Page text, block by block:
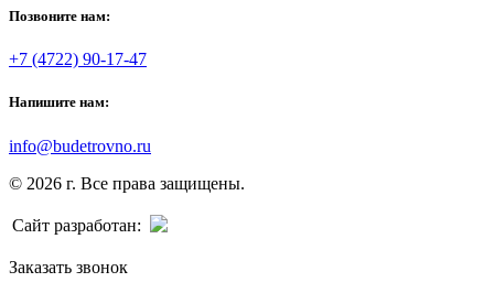
Позвоните нам:
+7 (4722) 90-17-47
Напишите нам:
info@budetrovno.ru
© 2026 г. Все права защищены.
Сайт разработан:
Заказать звонок